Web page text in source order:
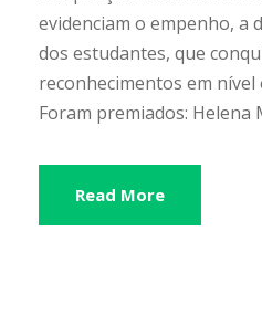
evidenciam o empenho, a
dos estudantes, que
reconhecimentos em nível
Foram premiados: Helena
Read More